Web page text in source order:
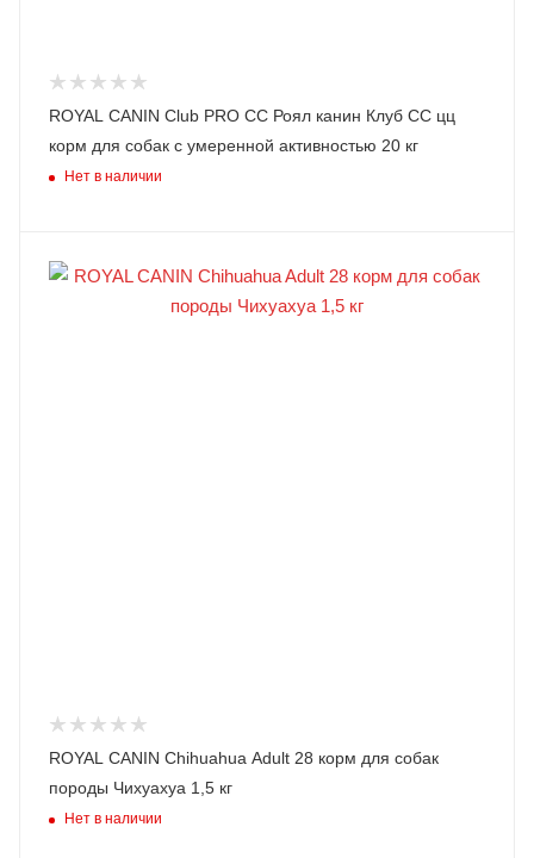
ROYAL CANIN Club PRO CC Роял канин Клуб СС цц
корм для собак с умеренной активностью 20 кг
Нет в наличии
ROYAL CANIN Chihuahua Adult 28 корм для собак
породы Чихуахуа 1,5 кг
Нет в наличии